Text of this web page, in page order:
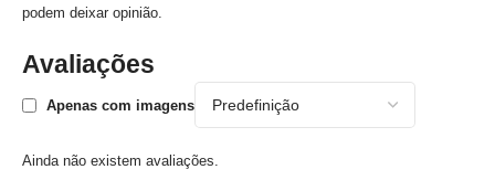
Avaliações
Apenas com imagens
Ainda não existem avaliações.
podem deixar opinião.